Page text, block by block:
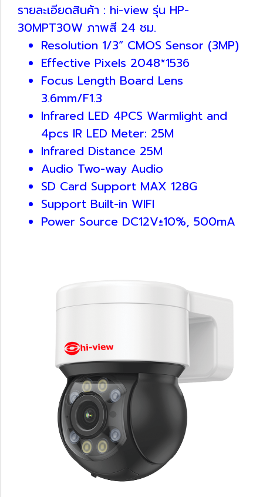
รายละเอียดสินค้า : hi-view รุ่น HP-
30MPT30W ภาพสี 24 ชม.
Resolution 1/3” CMOS Sensor (3MP)
Effective Pixels 2048*1536
Focus Length Board Lens
3.6mm/F1.3
Infrared LED 4PCS Warmlight and
4pcs IR LED Meter: 25M
Infrared Distance 25M
Audio Two-way Audio
SD Card Support MAX 128G
Support Built-in WIFI
Power Source DC12V±10%, 500mA